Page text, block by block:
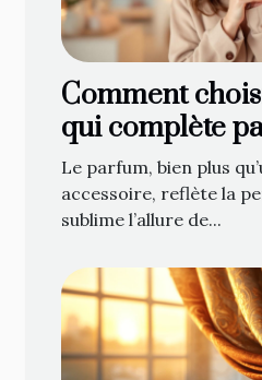
Comment
qui complète
votre style ?
Le parfum, bien plus
accessoire, reflète la
sublime l’allure de...